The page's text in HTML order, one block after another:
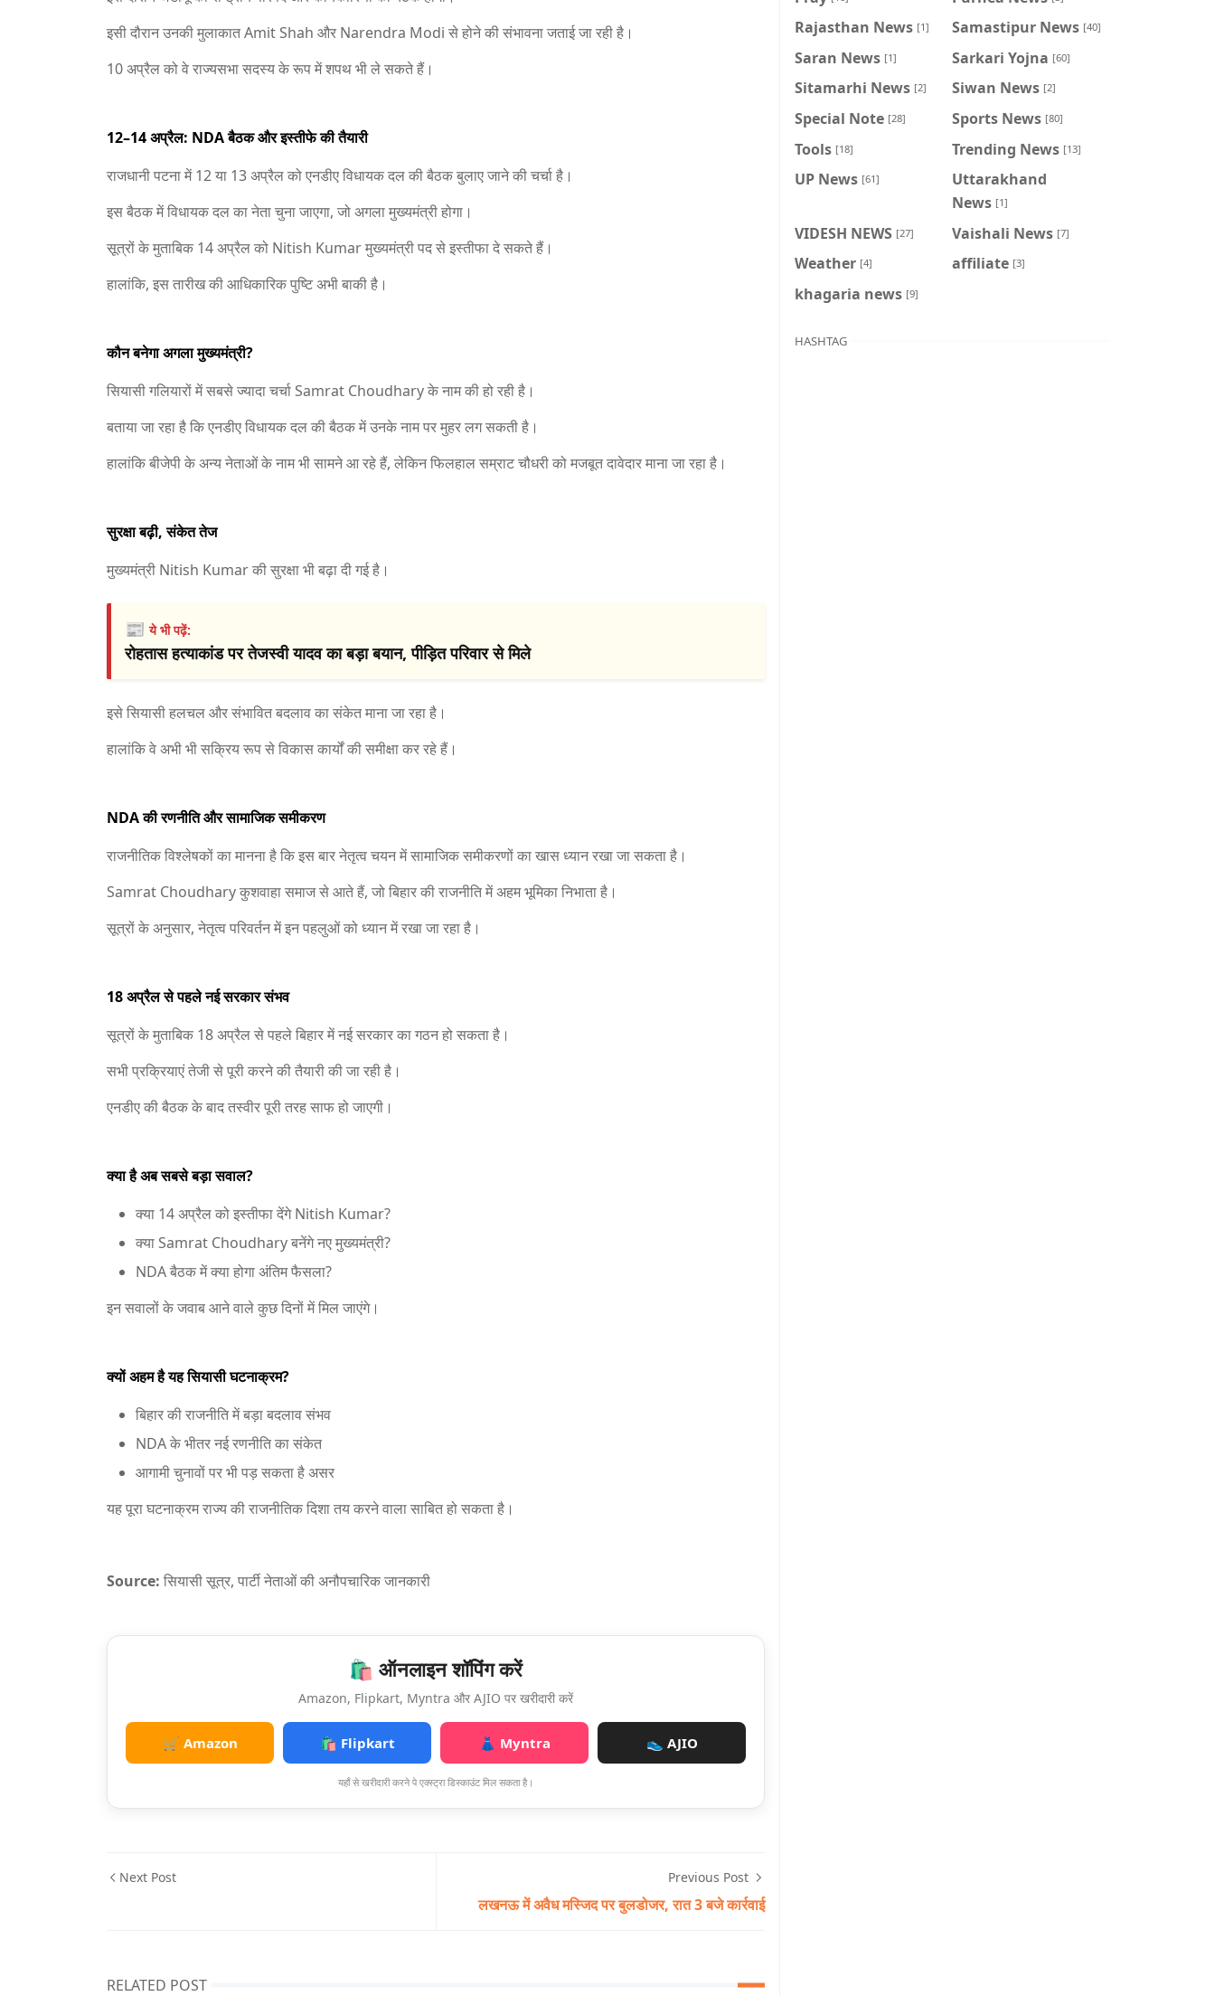
इसी दौरान उनकी मुलाकातAmit Shah और Narendra Modi से होने की संभावना जताई जा रही है।
10 अप्रैल को वे राज्यसभा सदस्य के रूप में शपथ भी ले सकते हैं।
12–14 अप्रैल: NDA बैठक और इस्तीफे की तैयारी
राजधानी पटना में 12 या 13 अप्रैल को एनडीए विधायक दल की बैठक बुलाए जाने की चर्चा है।
इस बैठक में विधायक दल का नेता चुना जाएगा, जो अगला मुख्यमंत्री होगा।
सूत्रों के मुताबिक 14 अप्रैल को Nitish Kumarमुख्यमंत्री पद से इस्तीफा दे सकते हैं।
हालांकि, इस तारीख की आधिकारिक पुष्टि अभी बाकी है।
कौन बनेगा अगला मुख्यमंत्री?
सियासी गलियारों में सबसे ज्यादा चर्चाSamrat Choudharyके नाम की हो रही है।
बताया जा रहा है कि एनडीए विधायक दल की बैठक में उनके नाम पर मुहर लग सकती है।
हालांकि बीजेपी के अन्य नेताओं के नाम भी सामने आ रहे हैं, लेकिन फिलहाल सम्राट चौधरी को मजबूत दावेदार माना जा रहा है।
सुरक्षा बढ़ी, संकेत तेज
मुख्यमंत्री Nitish Kumarकी सुरक्षा भी बढ़ा दी गई है।
📰ये भी पढ़ें:
रोहतास हत्याकांड पर तेजस्वी यादव का बड़ा बयान, पीड़ित परिवार से मिले
इसे सियासी हलचल और संभावित बदलाव का संकेत माना जा रहा है।
हालांकि वे अभी भी सक्रिय रूप से विकास कार्यों की समीक्षा कर रहे हैं।
NDA की रणनीति और सामाजिक समीकरण
राजनीतिक विश्लेषकों का मानना है कि इस बार नेतृत्व चयन में सामाजिक समीकरणों का खास ध्यान रखा जा सकता है।
Samrat Choudharyकुशवाहा समाज से आते हैं, जो बिहार की राजनीति में अहम भूमिका निभाता है।
सूत्रों के अनुसार, नेतृत्व परिवर्तन में इन पहलुओं को ध्यान में रखा जा रहा है।
18 अप्रैल से पहले नई सरकार संभव
सूत्रों के मुताबिक 18 अप्रैल से पहले बिहार में नई सरकार का गठन हो सकता है।
सभी प्रक्रियाएं तेजी से पूरी करने की तैयारी की जा रही है।
एनडीए की बैठक के बाद तस्वीर पूरी तरह साफ हो जाएगी।
क्या है अब सबसे बड़ा सवाल?
क्या 14 अप्रैल को इस्तीफा देंगेNitish Kumar?
क्याSamrat Choudharyबनेंगे नए मुख्यमंत्री?
NDA बैठक में क्या होगा अंतिम फैसला?
इन सवालों के जवाब आने वाले कुछ दिनों में मिल जाएंगे।
क्यों अहम है यह सियासी घटनाक्रम?
बिहार की राजनीति में बड़ा बदलाव संभव
NDA के भीतर नई रणनीति का संकेत
आगामी चुनावों पर भी पड़ सकता है असर
यह पूरा घटनाक्रम राज्य की राजनीतिक दिशा तय करने वाला साबित हो सकता है।
Source: सियासी सूत्र, पार्टी नेताओं की अनौपचारिक जानकारी
🛍️ ऑनलाइन शॉपिंग करें
Amazon, Flipkart, Myntra और AJIO पर खरीदारी करें
🛒 Amazon 🛍️ Flipkart 👗 Myntra 👟 AJIO
यहाँ से खरीदारी करने पे एक्स्ट्रा डिस्काउंट मिल सकता है।
Next Post Previous Post
लखनऊ में अवैध मस्जिद पर बुलडोजर, रात 3 बजे कार्रवाई
RELATED POST
Rajasthan News [1] Samastipur News [40]
Saran News [1] Sarkari Yojna [60]
Sitamarhi News [2] Siwan News [2]
Special Note [28] Sports News [80]
Tools [18] Trending News [13]
UP News [61]
Uttarakhand
News [1]
VIDESH NEWS [27] Vaishali News [7]
Weather [4] affiliate [3]
khagaria news [9]
HASHTAG